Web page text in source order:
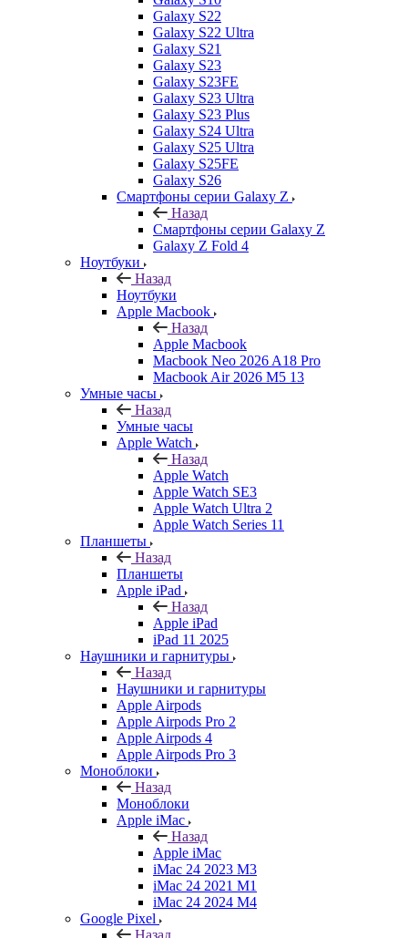
Galaxy S22
Galaxy S22 Ultra
Galaxy S21
Galaxy S23
Galaxy S23FE
Galaxy S23 Ultra
Galaxy S23 Plus
Galaxy S24 Ultra
Galaxy S25 Ultra
Galaxy S25FE
Galaxy S26
Смартфоны серии Galaxy Z
Назад
Смартфоны серии Galaxy Z
Galaxy Z Fold 4
Ноутбуки
Назад
Ноутбуки
Apple Macbook
Назад
Apple Macbook
Macbook Neo 2026 A18 Pro
Macbook Air 2026 M5 13
Умные часы
Назад
Умные часы
Apple Watch
Назад
Apple Watch
Apple Watch SE3
Apple Watch Ultra 2
Apple Watch Series 11
Планшеты
Назад
Планшеты
Apple iPad
Назад
Apple iPad
iPad 11 2025
Наушники и гарнитуры
Назад
Наушники и гарнитуры
Apple Airpods
Apple Airpods Pro 2
Apple Airpods 4
Apple Airpods Pro 3
Моноблоки
Назад
Моноблоки
Apple iMac
Назад
Apple iMac
iMac 24 2023 M3
iMac 24 2021 M1
iMac 24 2024 M4
Google Pixel
Назад